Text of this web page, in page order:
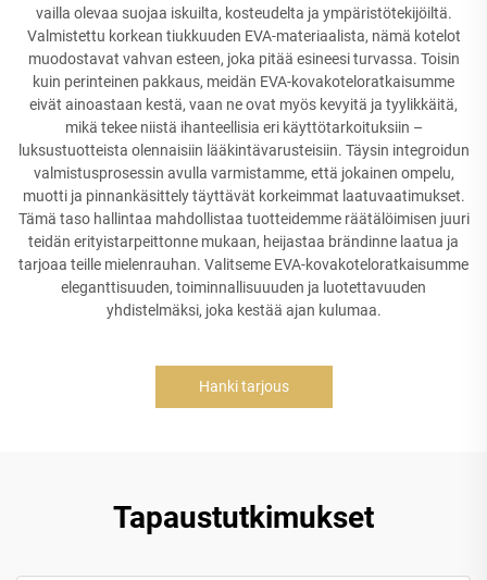
vailla olevaa suojaa iskuilta, kosteudelta ja ympäristötekijöiltä.
Valmistettu korkean tiukkuuden EVA-materiaalista, nämä kotelot
muodostavat vahvan esteen, joka pitää esineesi turvassa. Toisin
kuin perinteinen pakkaus, meidän EVA-kovakoteloratkaisumme
eivät ainoastaan kestä, vaan ne ovat myös kevyitä ja tyylikkäitä,
mikä tekee niistä ihanteellisia eri käyttötarkoituksiin –
luksustuotteista olennaisiin lääkintävarusteisiin. Täysin integroidun
valmistusprosessin avulla varmistamme, että jokainen ompelu,
muotti ja pinnankäsittely täyttävät korkeimmat laatuvaatimukset.
Tämä taso hallintaa mahdollistaa tuotteidemme räätälöimisen juuri
teidän erityistarpeittonne mukaan, heijastaa brändinne laatua ja
tarjoaa teille mielenrauhan. Valitseme EVA-kovakoteloratkaisumme
eleganttisuuden, toiminnallisuuuden ja luotettavuuden
yhdistelmäksi, joka kestää ajan kulumaa.
Hanki tarjous
Tapaustutkimukset